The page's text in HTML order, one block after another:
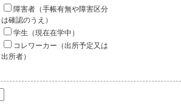
障害者（手帳有無や障害区分
は確認のうえ）
学生（現在在学中）
コレワーカー（出所予定又は
出所者）